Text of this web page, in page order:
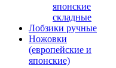
японские
складные
Лобзики ручные
Ножовки
(европейские и
японские)